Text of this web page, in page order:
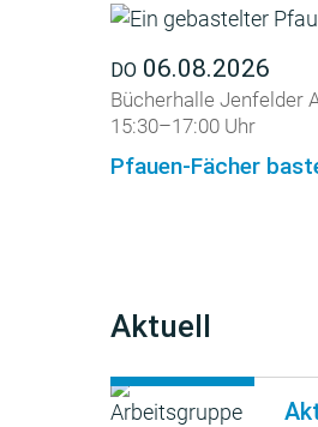
DO 06.08.2026
Bücherhalle Jenfelder
15:30–17:00 Uhr
Pfauen-Fächer
Aktuell